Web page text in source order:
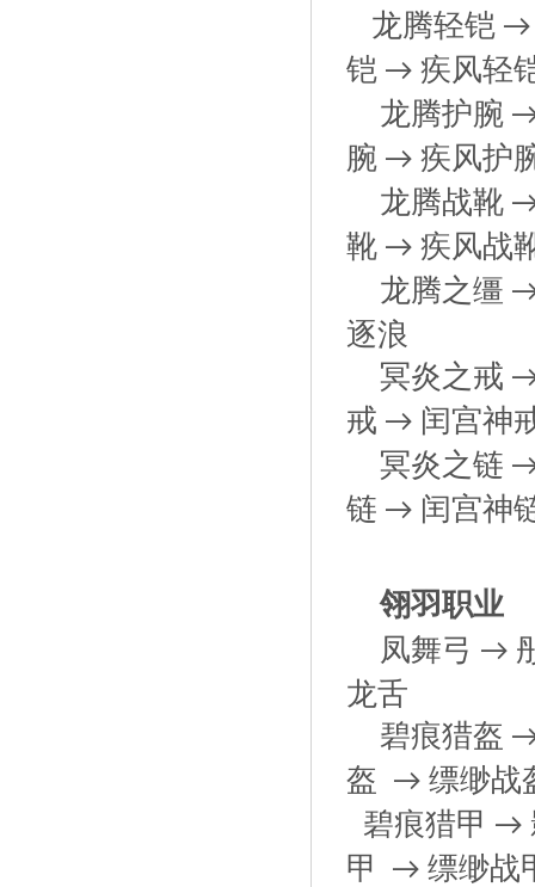
龙腾轻铠
铠 → 疾风轻
龙腾护腕
腕 → 疾风护
龙腾战靴
靴 → 疾风战
龙腾之缰
逐浪
冥炎之戒
戒 → 闰宫神
冥炎之链
链 → 闰宫神
翎羽职业
凤舞弓 →
龙舌
碧痕猎盔
盔 → 缥缈战
碧痕猎甲 →
甲
→ 缥缈战